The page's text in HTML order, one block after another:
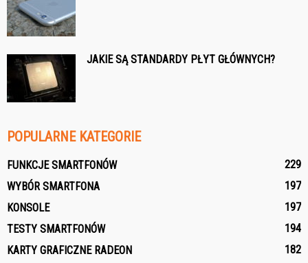
JAKIE SĄ STANDARDY PŁYT GŁÓWNYCH?
POPULARNE KATEGORIE
FUNKCJE SMARTFONÓW
229
WYBÓR SMARTFONA
197
KONSOLE
197
TESTY SMARTFONÓW
194
KARTY GRAFICZNE RADEON
182